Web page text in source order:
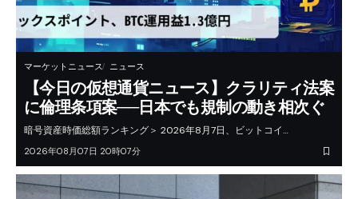
マーケットニュース ニュース
【今日の仮想通貨ニュース】クラリティ法案
に倫理条項案──日本でも規制の動き相次ぐ
暗号資産時価総額ランキング＞ 2026年8月7日、ビットコイ…
2026年08月07日 20時07分